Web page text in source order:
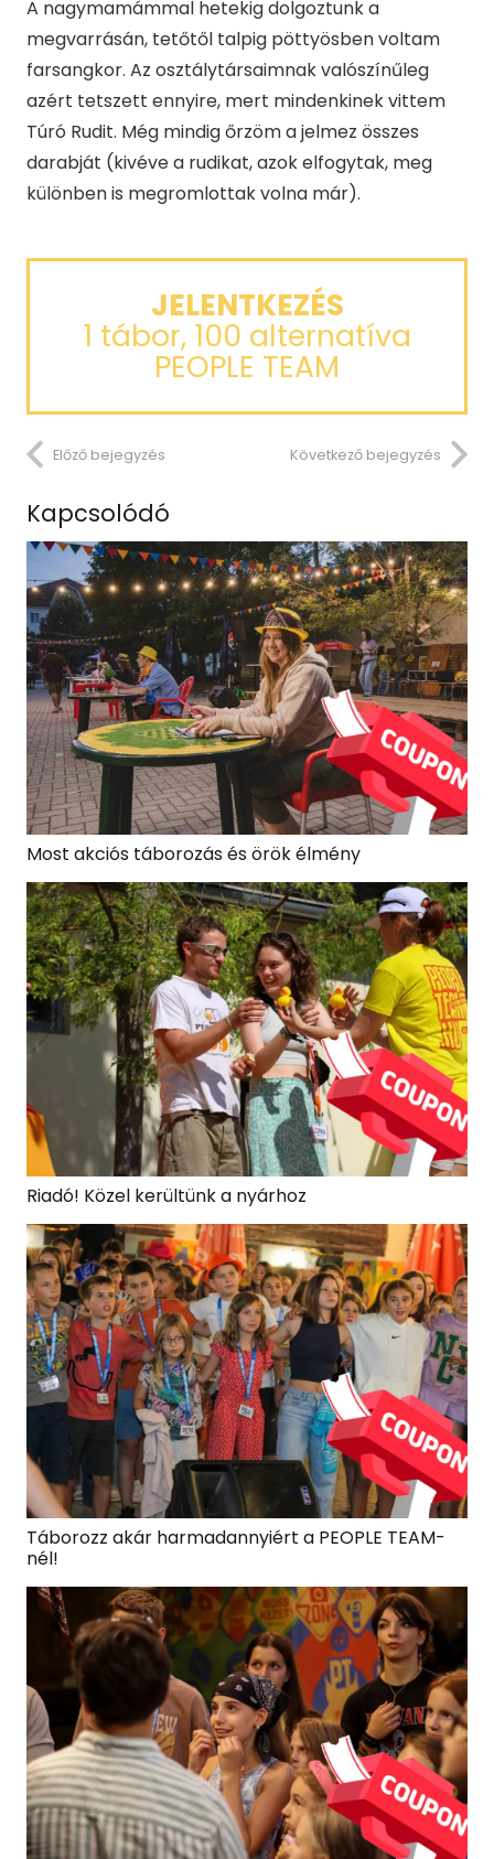
A nagymamámmal hetekig dolgoztunk a
megvarrásán, tetőtől talpig pöttyösben voltam
farsangkor. Az osztálytársaimnak valószínűleg
azért tetszett ennyire, mert mindenkinek vittem
Túró Rudit. Még mindig őrzöm a jelmez összes
darabját (kivéve a rudikat, azok elfogytak, meg
különben is megromlottak volna már).
JELENTKEZÉS
1 tábor, 100 alternatíva
PEOPLE TEAM
Előző bejegyzés Következő bejegyzés
Kapcsolódó
Most akciós táborozás és örök élmény
Riadó! Közel kerültünk a nyárhoz
Táborozz akár harmadannyiért a PEOPLE TEAM-
nél!